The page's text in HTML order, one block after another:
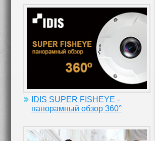
IDIS SUPER FISHEYE -
панорамный обзор 360°